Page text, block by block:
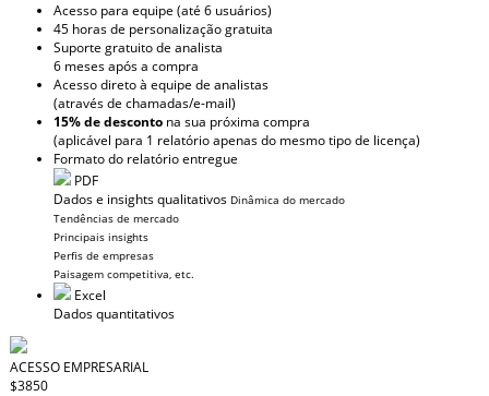
Acesso para equipe (até 6 usuários)
45 horas de personalização gratuita
Suporte gratuito de analista
6 meses após a compra
Acesso direto à equipe de analistas
(através de chamadas/e-mail)
15% de desconto na sua próxima compra
(aplicável para 1 relatório apenas do mesmo tipo de licença)
Formato do relatório entregue
PDF
Dados e insights qualitativos Dinâmica do mercado
Tendências de mercado
Principais insights
Perfis de empresas
Paisagem competitiva, etc.
Excel
Dados quantitativos
ACESSO EMPRESARIAL
$3850